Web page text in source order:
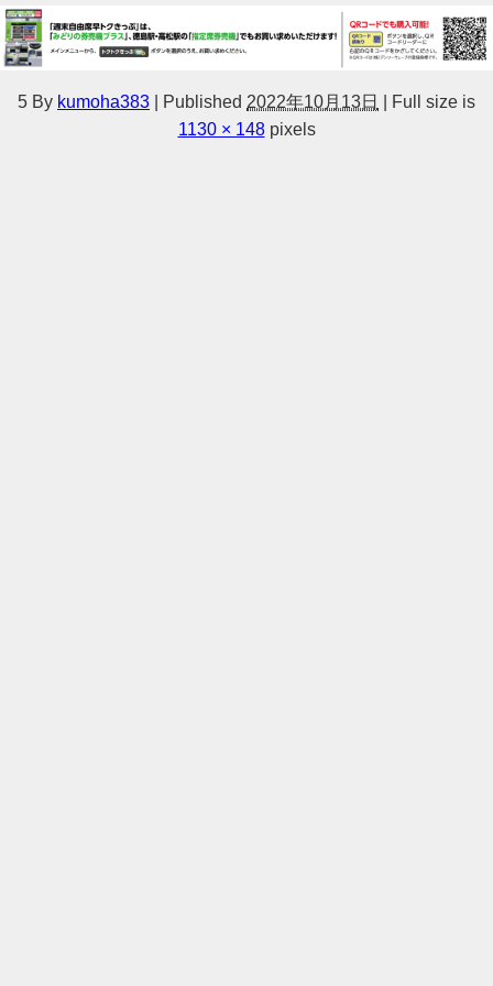
5 By kumoha383 Published 2022年10月13日
Full size is
1130 × 148pixels